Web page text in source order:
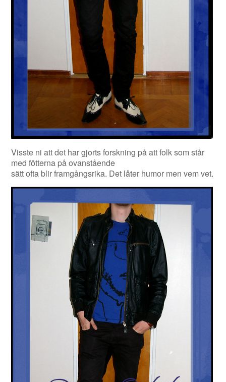
Visste ni att det har gjorts forskning på att folk som står
med fötterna på ovanstående
sätt ofta blir framgångsrika. Det låter humor men vem vet.